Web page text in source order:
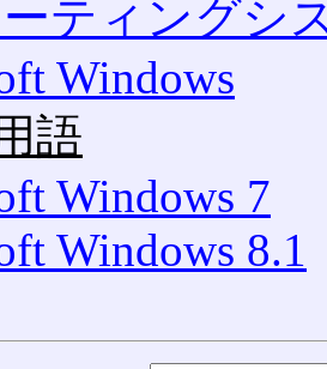
ティングシ
Windows
語
Windows 7
Windows 8.1